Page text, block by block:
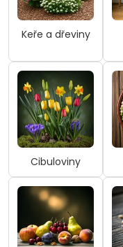
Keře a dřeviny
Cibuloviny